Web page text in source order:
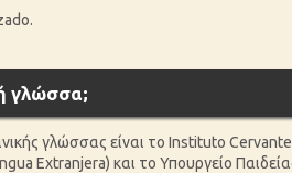
γλώσσα;
γλώσσας είναι το Instituto
Extranjera) και το Υπουργείο